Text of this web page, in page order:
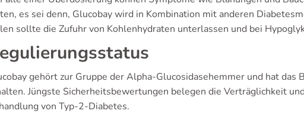
es sei denn, Glucobay wird in Kombination mit anderen
sollte die Zufuhr von Kohlenhydraten unterlassen und bei
gehört zur Gruppe der Alpha-Glucosidasehemmer und hat
Jüngste Sicherheitsbewertungen belegen die Verträglichkeit
von Typ-2-Diabetes.